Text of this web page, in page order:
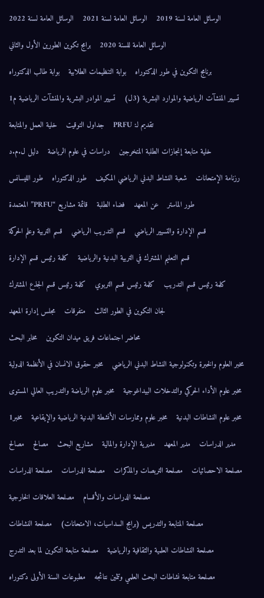
الوسائل العامة لسنة 2019
الوسائل العامة لسنة 2021
الوسائل العامة لسنة 2022
الوسائل العامة للسنة 2020
برامج تكوين الطورين الأول والثاني
برنامج التكوين في طور الدكتوراه
بوابة التنظيمات الطلابية
بوابة طالب الدكتوراه
تسيير المنشآت الرياضية والموارد البشرية (3ل)
تسيير الموادر البشرية والمنشآت الرياضية م1
تقديم لـ: PRFU
جداول التوقيت
خلية العمل والمتابعة
خلية متابعة إنجازات الطلبة المتخرجين
دراسات في علوم الرياضة
دليل ل.م.د
رزنامة الإمتحانات
شعبة النشاط البدني الرياضي المكيف طور الدكتوراه
طور الليسانس
طور الماستر
عن المعهد فضاء الطلبة
قائمة مشاريع “PRFU” المعتمدة
قسم الإدارة والتسيير الرياضي
قسم التدريب الرياضي
قسم التربية وعلم الحركة
قسم التعليم المشترك في التربية البدنية والرياضية
كلمة رئيس قسم الإدارة
كلمة رئيس قسم التدريب
كلمة رئيس قسم التربوي
كلمة رئيس قسم الجذع المشترك
لجان التكوين في الطور الثالث
متفرقات
مجلس إدارة المعهد
محاضر اجتماعات فريق ميدان التكوين
مخابر البحث
مخبر العلوم والخبرة وتكنولوجية النشاط البدني الرياضي
مخبر حقوق الانسان في الأنظمة الدولية
مخبر علوم الأداء الحركي والتدخلات البيداغوجية
مخبر علوم الرياضة والتدريب العالي المستوى
مخبر علوم النشاطات البدنية
مخبر علوم وممارسات الأنشطة البدنية الرياضية والإيقاعية
مخبر1
مدير الدراسات
مدير المعهد مديرية الإدارة والمالية مشاريع البحث مصالح
مصالح
مصلحة الاحصائيات
مصلحة التربصات والمذكرات مصلحة الدراسات
مصلحة الدراسات
مصلحة الدراسات والأقسام
مصلحة العلاقات الخارجية
مصلحة المتابعة والتدريس (برامج السداسيات، الامتحانات)
مصلحة النشاطات
مصلحة النشاطات العلمية والثقافية والرياضية
مصلحة متابعة التكوين لما بعد التدرج
مصلحة متابعة نشاطات البحث العلمي وتثمين نتائجه
مطبوعات السنة الأولى دكتوراه